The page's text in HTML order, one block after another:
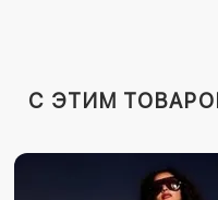
C ЭТИМ